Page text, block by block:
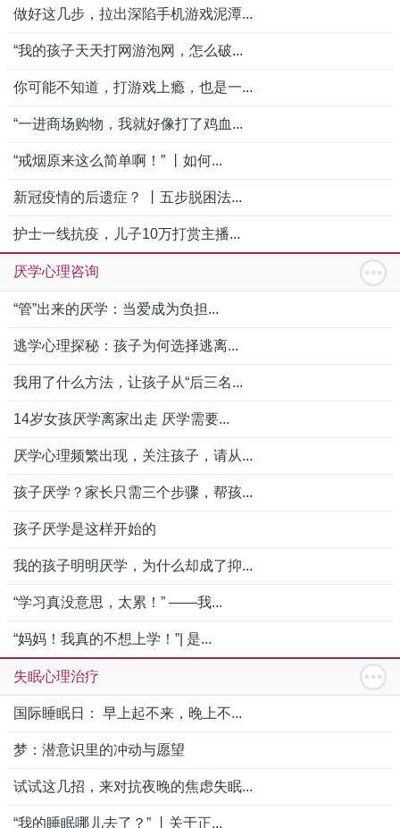
做好这几步，拉出深陷手机游戏泥潭...
“我的孩子天天打网游泡网，怎么破...
你可能不知道，打游戏上瘾，也是一...
“一进商场购物，我就好像打了鸡血...
“戒烟原来这么简单啊！” 丨如何...
新冠疫情的后遗症？ 丨五步脱困法...
护士一线抗疫，儿子10万打赏主播...
厌学心理咨询
“管”出来的厌学：当爱成为负担...
逃学心理探秘：孩子为何选择逃离...
我用了什么方法，让孩子从“后三名...
14岁女孩厌学离家出走 厌学需要...
厌学心理频繁出现，关注孩子，请从...
孩子厌学？家长只需三个步骤，帮孩...
孩子厌学是这样开始的
我的孩子明明厌学，为什么却成了抑...
“学习真没意思，太累！” ——我...
“妈妈！我真的不想上学！”| 是...
失眠心理治疗
国际睡眠日： 早上起不来，晚上不...
梦：潜意识里的冲动与愿望
试试这几招，来对抗夜晚的焦虑失眠...
“我的睡眠哪儿去了？” 丨关于正...